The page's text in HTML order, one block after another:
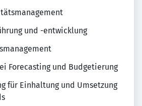
und -entwicklung
Forecasting und Budgetierung
für Einhaltung und Umsetzung